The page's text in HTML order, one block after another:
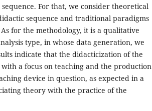
For that, we consider theoretical
sequence and traditional paradigms
for the methodology, it is a qualitative
type, in whose data generation, we
indicate that the didacticization of the
a focus on teaching and the production
device in question, as expected in a
theory with the practice of the